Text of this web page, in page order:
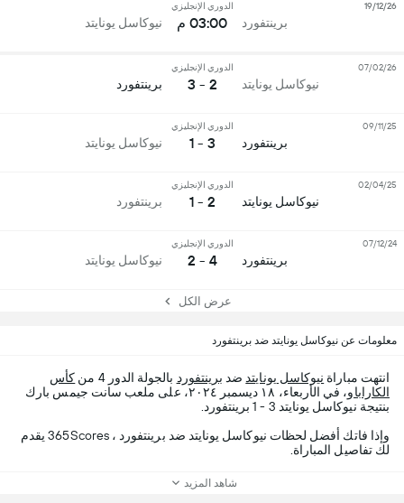
برينتفورد
الدوري الإنجليزي
03:00 م نيوكاسل يونايتد
19/12/26
نيوكاسل يونايتد
الدوري الإنجليزي
2 - 3 برينتفورد
07/02/26
برينتفورد
الدوري الإنجليزي
3 - 1 نيوكاسل يونايتد
09/11/25
نيوكاسل يونايتد
الدوري الإنجليزي
2 - 1 برينتفورد
02/04/25
برينتفورد
الدوري الإنجليزي
4 - 2 نيوكاسل يونايتد
07/12/24
عرض الكل
معلومات عن نيوكاسل يونايتد ضد برينتفورد
انتهت مباراة نيوكاسل يونايتد ضد برينتفورد بالجولة الدور 4 من
كأس
الكاراباو
، في الأربعاء، ١٨ ديسمبر ٢٠٢٤، على ملعب سانت جيمس بارك
بنتيجة نيوكاسل يونايتد 3 - 1 برينتفورد.
وإذا فاتك أفضل لحظات نيوكاسل يونايتد ضد برينتفورد ، 365Scores يقدم
لك تفاصيل المباراة.
شاهد المزيد